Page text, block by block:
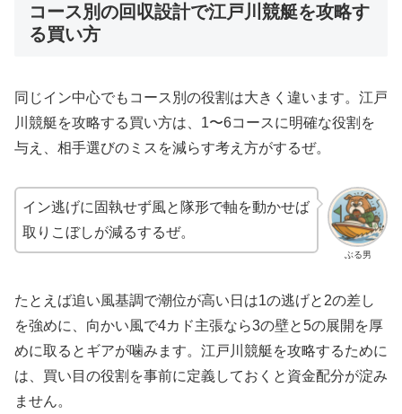
コース別の回収設計で江戸川競艇を攻略す
る買い方
同じイン中心でもコース別の役割は大きく違います。江戸
川競艇を攻略する買い方は、1〜6コースに明確な役割を
与え、相手選びのミスを減らす考え方がするぜ。
ぶる男
イン逃げに固執せず風と隊形で軸を動かせば
取りこぼしが減るするぜ。
たとえば追い風基調で潮位が高い日は1の逃げと2の差し
を強めに、向かい風で4カド主張なら3の壁と5の展開を厚
めに取るとギアが噛みます。江戸川競艇を攻略するために
は、買い目の役割を事前に定義しておくと資金配分が淀み
ません。